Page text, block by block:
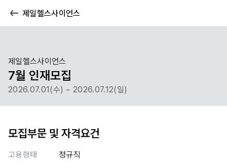
제일헬스사이언스
제일헬스사이언스
7월 인재모집
2026.07.01(수) ~ 2026.07.12(일)
모집부문 및 자격요건
고용형태
정규직